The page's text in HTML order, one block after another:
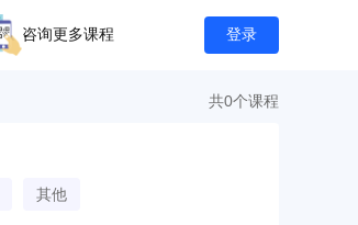
咨询更多课程 登录
共0个课程
其他